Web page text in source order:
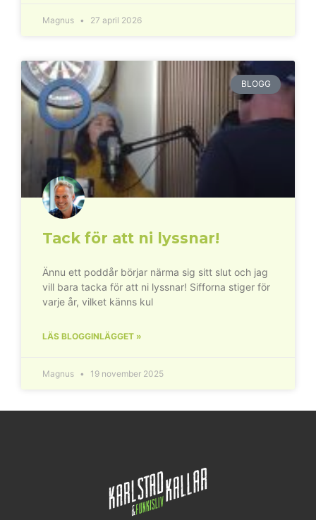
Magnus 27 april 2026
BLOGG
Tack för att ni lyssnar!
Ännu ett poddår börjar närma sig sitt slut och jag
vill bara tacka för att ni lyssnar! Sifforna stiger för
varje år, vilket känns kul
LÄS BLOGGINLÄGGET »
Magnus 19 november 2025